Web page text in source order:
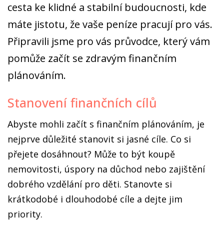
cesta ke klidné a stabilní budoucnosti, kde
máte jistotu, že vaše peníze pracují pro vás.
Připravili jsme pro vás průvodce, který vám
pomůže začít se zdravým finančním
plánováním.
Stanovení finančních cílů
Abyste mohli začít s finančním plánováním, je
nejprve důležité stanovit si jasné cíle. Co si
přejete dosáhnout? Může to být koupě
nemovitosti, úspory na důchod nebo zajištění
dobrého vzdělání pro děti. Stanovte si
krátkodobé i dlouhodobé cíle a dejte jim
priority.